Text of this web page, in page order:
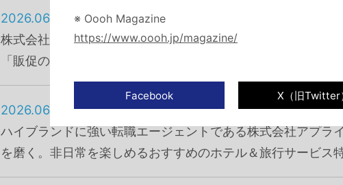
2026.06.15
株式会社ケイオーの記事「おすすめの販促支援サービス提供
「販促のプロがサポート！おすすめの販促支援サービス提供
2026.06.12
ハイブランドに強い転職エージェントである株式会社アプラ
を磨く。非日常を楽しめるおすすめのホテル＆旅行サービス
※ Oooh Magazine
https://www.oooh.jp/magazine/